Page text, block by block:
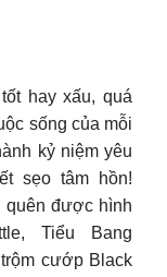
hay xấu, quá
sống của mỗi
kỷ niệm yêu
sẹo tâm hồn!
quên được hình
Tiểu Bang
cướp Black